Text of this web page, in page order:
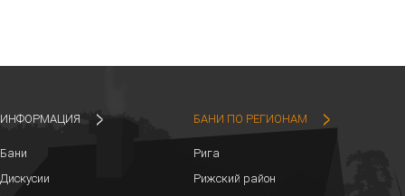
ИНФОРМАЦИЯ
Бани
Дискусии
БАНИ ПО РЕГИОНАМ
Рига
Рижский район